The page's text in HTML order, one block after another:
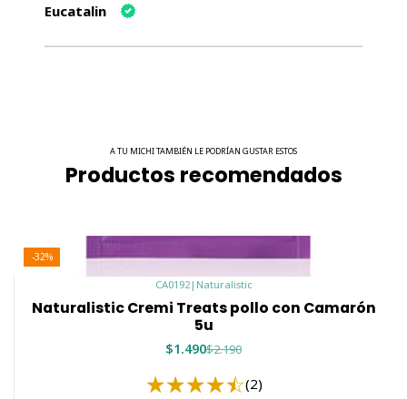
Eucatalin
A TU MICHI TAMBIÉN LE PODRÍAN GUSTAR ESTOS
Productos recomendados
-32%
CA0192| Naturalistic
Naturalistic Cremi Treats pollo con Camarón
5u
$1.490$2.190
(2)